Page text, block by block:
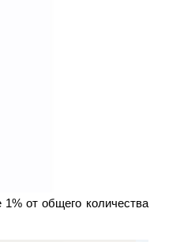
от общего количества